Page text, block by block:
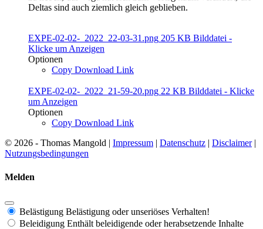
Deltas sind auch ziemlich gleich geblieben.
EXPE-02-02-_2022_22-03-31.png 205 KB Bilddatei -
Klicke um Anzeigen
Optionen
Copy Download Link
EXPE-02-02-_2022_21-59-20.png 22 KB Bilddatei - Klicke
um Anzeigen
Optionen
Copy Download Link
© 2026 - Thomas Mangold | Impressum | Datenschutz | Disclaimer|
Nutzungsbedingungen
Melden
Belästigung Belästigung oder unseriöses Verhalten!
Beleidigung Enthält beleidigende oder herabsetzende Inhalte